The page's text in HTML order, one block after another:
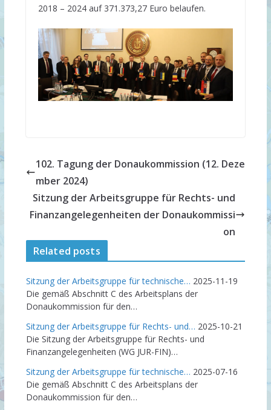
2018 – 2024 auf 371.373,27 Euro belaufen.
102. Tagung der Donaukommission (12. Deze
mber 2024)
Sitzung der Arbeitsgruppe für Rechts- und
Finanzangelegenheiten der Donaukommissi
on
Related posts
Sitzung der Arbeitsgruppe für technische… 2025-11-19
Die gemäß Abschnitt C des Arbeitsplans der
Donaukommission für den…
Sitzung der Arbeitsgruppe für Rechts- und… 2025-10-21
Die Sitzung der Arbeitsgruppe für Rechts- und
Finanzangelegenheiten (WG JUR-FIN)…
Sitzung der Arbeitsgruppe für technische… 2025-07-16
Die gemäß Abschnitt C des Arbeitsplans der
Donaukommission für den…